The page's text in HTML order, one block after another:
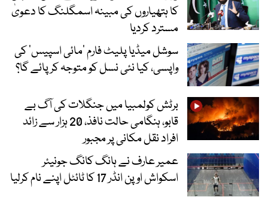
کا ہتھیاروں کی مبینہ اسمگلنگ کا دعویٰ
مسترد کردیا
سوشل میڈیا پلیٹ فارم ‘مائی اسپیس’ کی
واپسی، کیا نئی نسل کو متوجہ کر پائے گا؟
برٹش کولمبیا میں جنگلات کی آگ بے
قابو، ہنگامی حالت نافذ، 20 ہزار سے زائد
افراد نقل مکانی پر مجبور
عمیر عارف نے ہانگ کانگ جونیئر
اسکواش اوپن انڈر 17 کا ٹائٹل اپنے نام کرلیا